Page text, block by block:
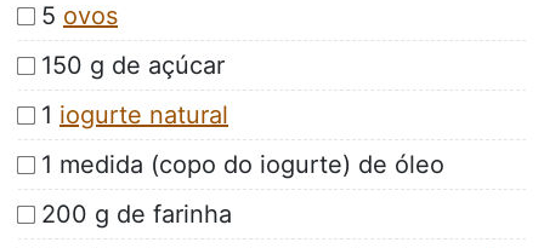
5 ovos
150 g de açúcar
1 iogurte natural
1 medida (copo do iogurte) de óleo
200 g de farinha